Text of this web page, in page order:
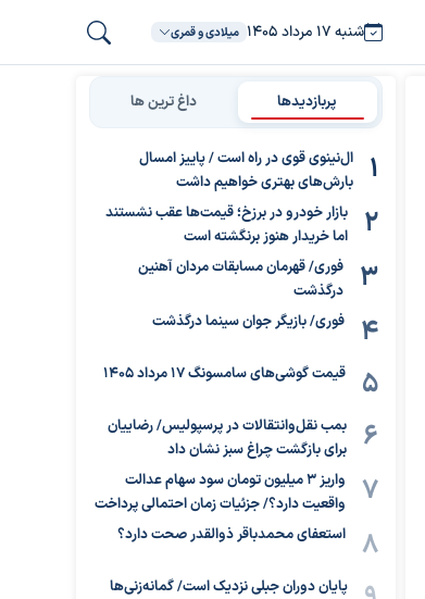
شنبه ۱۷ مرداد ۱۴۰۵ میلادی و قمری
پربازدیدها داغ ترین ها
ال‌نینوی قوی در راه است / پاییز امسال
بارش‌های بهتری خواهیم داشت
بازار خودرو در برزخ؛ قیمت‌ها عقب نشستند
اما خریدار هنوز برنگشته است
فوری/ قهرمان مسابقات مردان آهنین
درگذشت
فوری/ بازیگر جوان سینما درگذشت
قیمت گوشی‌های سامسونگ 17 مرداد 1405
بمب نقل‌وانتقالات در پرسپولیس/ رضاییان
برای بازگشت چراغ سبز نشان داد
واریز ۳ میلیون تومان سود سهام عدالت
واقعیت دارد؟/ جزئیات زمان احتمالی پرداخت
استعفای محمدباقر ذوالقدر صحت دارد؟
پایان دوران جبلی نزدیک است/ گمانه‌زنی‌ها